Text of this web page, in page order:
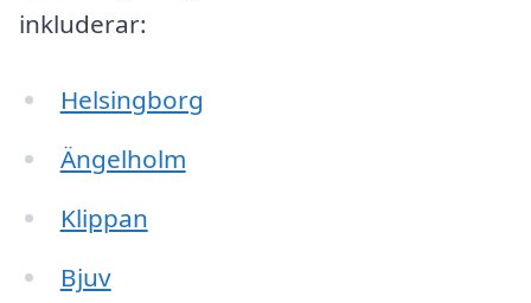
inkluderar:
Helsingborg
Ängelholm
Klippan
Bjuv